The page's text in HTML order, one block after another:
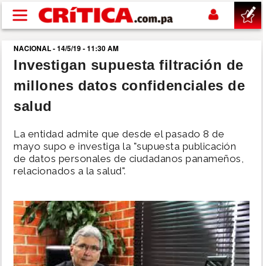
Pasar al contenido principal
buscar
SUCESOS
POLÍTICA
DEPORTES
MUNDO
NACIONAL - 14/5/19 - 11:30 AM
Investigan supuesta filtración de
millones datos confidenciales de
salud
La entidad admite que desde el pasado 8 de
mayo supo e investiga la "supuesta publicación
de datos personales de ciudadanos panameños,
relacionados a la salud".